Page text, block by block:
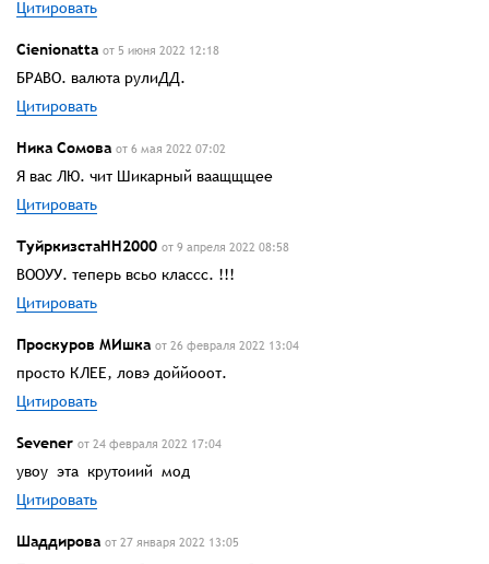
Цитировать
Cienionatta от 5 июня 2022 12:18
БРАВО. валюта рулиДД.
Цитировать
Ника Сомова от 6 мая 2022 07:02
Я вас ЛЮ. чит Шикарный ваащщщее
Цитировать
ТуйркизстаНН2000 от 9 апреля 2022 08:58
ВООУУ. теперь всьо классс. !!!
Цитировать
Проскуров МИшка от 26 февраля 2022 13:04
просто КЛЕЕ, ловэ доййооот.
Цитировать
Sevener от 24 февраля 2022 17:04
увоу эта крутоиий мод
Цитировать
Шаддирова от 27 января 2022 13:05